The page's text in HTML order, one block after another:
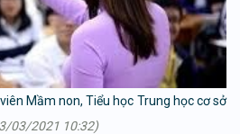
Mầm non, Tiểu học Trung học cơ sở
03/2021 10:32)